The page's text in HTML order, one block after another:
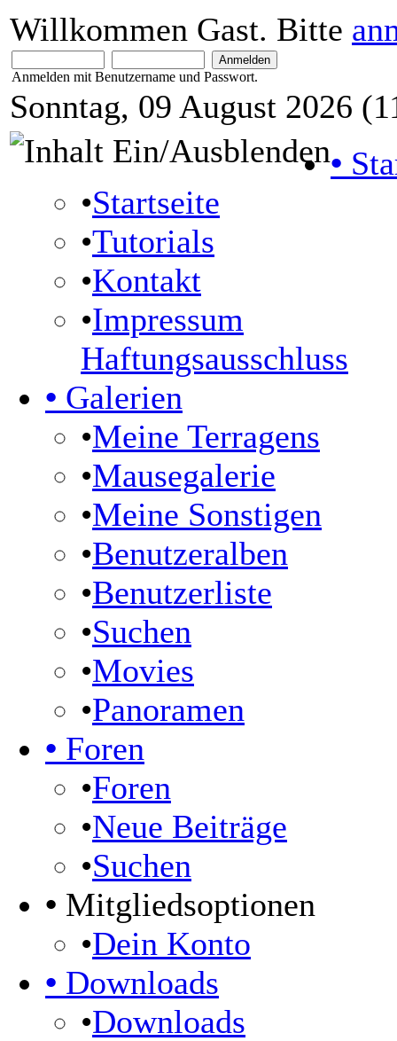
Willkommen Gast. Bitte
Anmelden mit Benutzername und Passwort.
Sonntag, 09 August 2026
•
•Startseite
•Tutorials
•Kontakt
•Impressum
Haftungsausschluss
• Galerien
•Meine Terragens
•Mausegalerie
•Meine Sonstigen
•Benutzeralben
•Benutzerliste
•Suchen
•Movies
•Panoramen
• Foren
•Foren
•Neue Beiträge
•Suchen
• Mitgliedsoptionen
•Dein Konto
• Downloads
•Downloads